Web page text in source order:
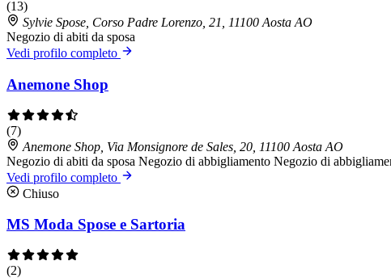
(13)
Sylvie Spose, Corso Padre Lorenzo, 21, 11100 Aosta AO
Negozio di abiti da sposa
Vedi profilo completo
Anemone Shop
(7)
Anemone Shop, Via Monsignore de Sales, 20, 11100 Aosta AO
Negozio di abiti da sposa Negozio di abbigliamento Negozio di
Vedi profilo completo
Chiuso
MS Moda Spose e Sartoria
(2)